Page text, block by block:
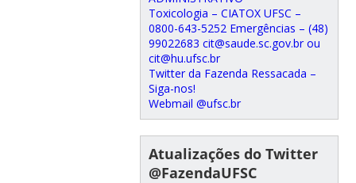
Toxicologia – CIATOX UFSC –
0800-643-5252 Emergências – (48)
99022683 cit@saude.sc.gov.br ou
cit@hu.ufsc.br
Twitter da Fazenda Ressacada –
Siga-nos!
Webmail @ufsc.br
Atualizações do Twitter
@FazendaUFSC